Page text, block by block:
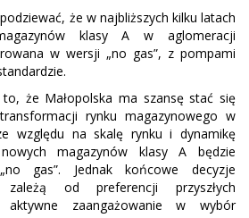
że w najbliższych kilku latach
klasy A w aglomeracji
w wersji „no gas”, z pompami
że Małopolska ma szansę stać się
rynku magazynowego w
względu na skalę rynku i dynamikę
magazynów klasy A będzie
gas”. Jednak końcowe decyzje
zależą od preferencji przyszłych
zaangażowanie w wybór